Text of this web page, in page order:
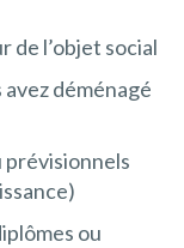
de l’objet social
déménagé
prévisionnels
ou